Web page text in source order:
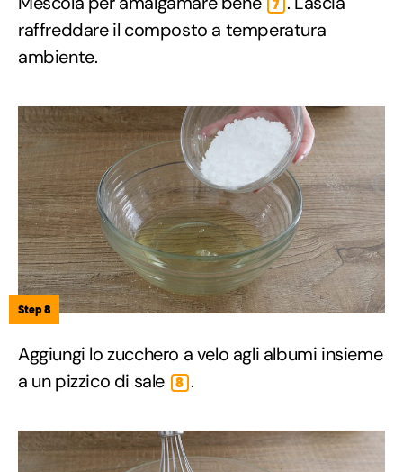
7
raffreddare il composto a temperatura
ambiente.
Step 8
Aggiungi lo zucchero a velo agli albumi insieme
a un pizzico di sale
8 .